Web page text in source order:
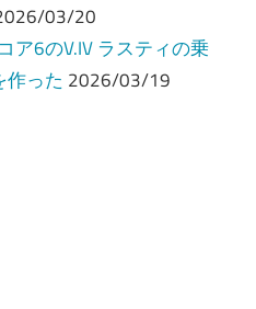
03/20
ア6のV.IV ラスティの乗
った 2026/03/19